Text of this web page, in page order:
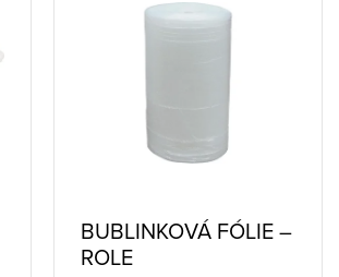
BUBLINKOVÁ FÓLIE –
ROLE